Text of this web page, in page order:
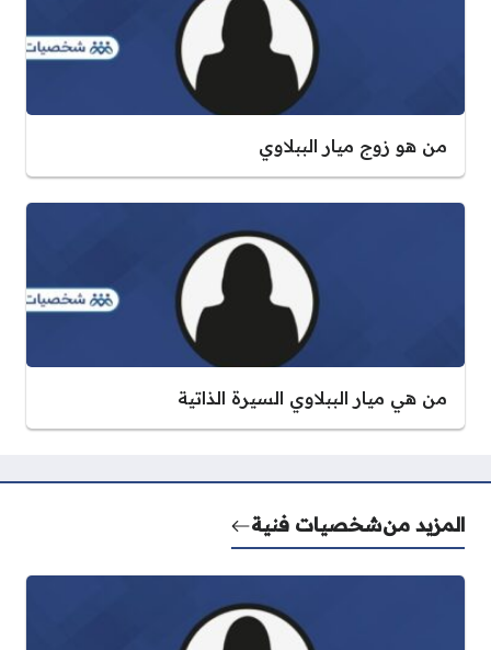
من هو زوج ميار الببلاوي
من هي ميار الببلاوي السيرة الذاتية
المزيد منشخصيات فنية